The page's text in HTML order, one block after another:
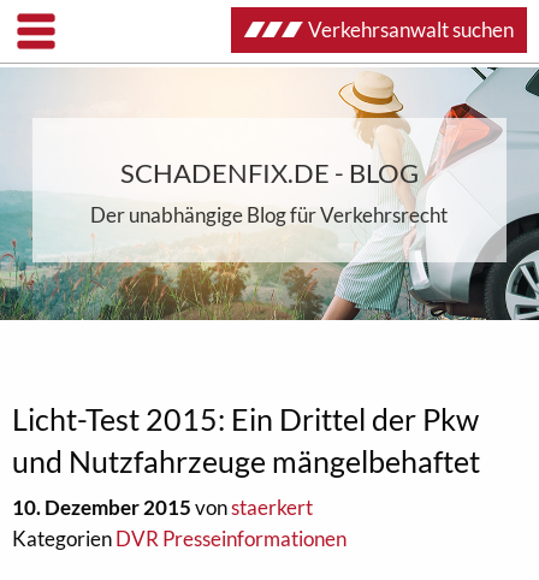
SCHADENFIX.DE - BLOG
Der unabhängige Blog für Verkehrsrecht
Licht-Test 2015: Ein Drittel der Pkw
und Nutzfahrzeuge mängelbehaftet
10. Dezember 2015vonstaerkert
KategorienDVR Presseinformationen
Verkehrsanwalt suchen